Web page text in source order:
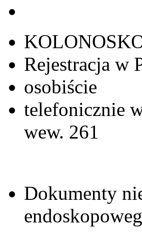
Rejestracja w
osobiście
telefonicznie
wew. 261
Dokumenty